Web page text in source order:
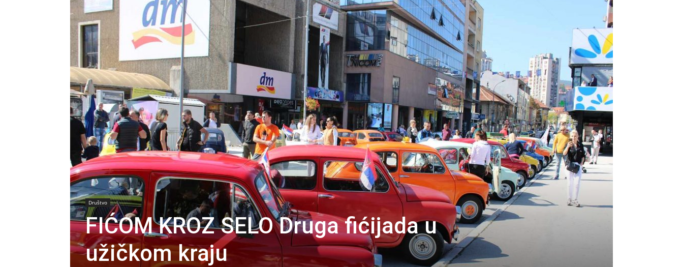
Društvo
FIĆOM KROZ SELO Druga fićijada u
užičkom kraju